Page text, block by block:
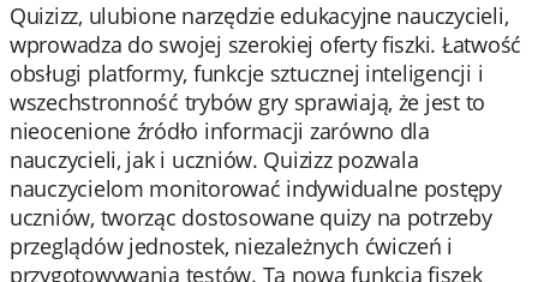
Quizizz, ulubione narzędzie edukacyjne nauczycieli,
wprowadza do swojej szerokiej oferty fiszki. Łatwość
obsługi platformy, funkcje sztucznej inteligencji i
wszechstronność trybów gry sprawiają, że jest to
nieocenione źródło informacji zarówno dla
nauczycieli, jak i uczniów. Quizizz pozwala
nauczycielom monitorować indywidualne postępy
uczniów, tworząc dostosowane quizy na potrzeby
przeglądów jednostek, niezależnych ćwiczeń i
przygotowywania testów. Ta nowa funkcja fiszek